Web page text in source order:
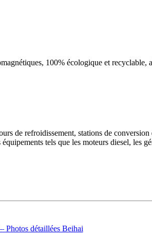
100% écologique et recyclable,
de refroidissement, stations de
tels que les moteurs diesel, les